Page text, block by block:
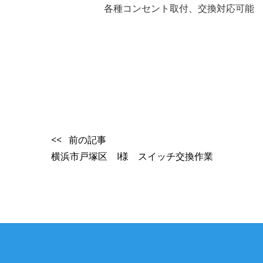
各種コンセント取付、交換対応可能
<< 前の記事
横浜市戸塚区 I様 スイッチ交換作業